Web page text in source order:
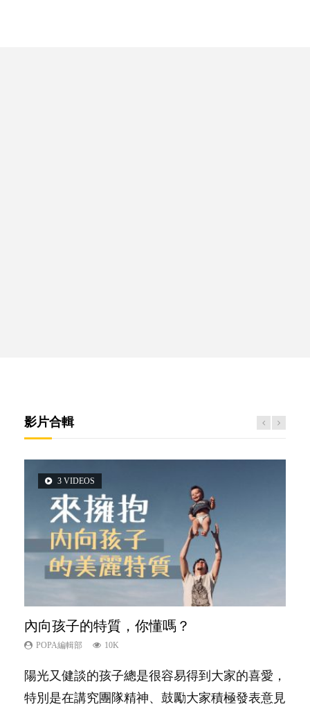
影片合輯
3 VIDEOS
內向孩子的特質，你懂嗎？
POPA編輯部 10K
陽光又健談的孩子總是很容易得到大家的喜愛，
特別是在講究團隊精神、鼓勵大家積極發表意見
5 VIDEOS
夫妻必看！經營婚姻，沒捷徑
POPA編輯部 22.9K
你是不是也曾經以為只要跟相愛的人結婚，就自
然能走到白頭，但生了孩子卻發現事情不如你所
2 VIDEOS
想孩子學好外語，點做好？
POPA編輯部 9.9K
有人話學多種語言越早開始越好，有人卻說一時
間太多語言，會令孩子感到混淆，到底誰是誰
6 VIDEOS
孩子能力天注定？
POPA編輯部 7.9K
很多父母都希望孩子係個「叻仔叻女」，學業別
太差，日常自理井井有條。這樣的孩子是萬中無
6 VIDEOS
愛孩子也別忘了愛自己，父母如何關顧自
己的身心靈？
照顧孩子衣食住行、陪同兒女應對功課測驗，還